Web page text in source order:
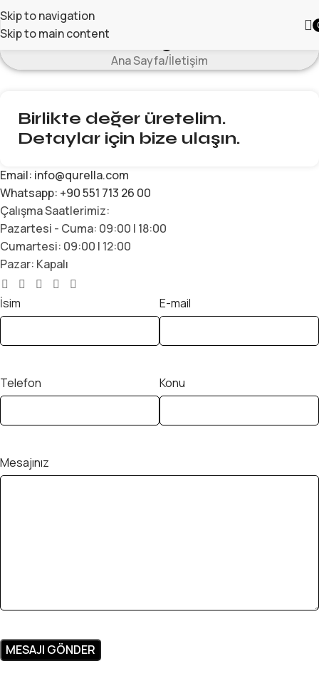
Skip to navigation
Skip to main content
1500₺ Üstü Kargo Bizden!
Ana Sayfa İletişim
Birlikte değer üretelim.
Detaylar için bize ulaşın.
Email: info@qurella.com
Whatsapp: +90 551 713 26 00
Çalışma Saatlerimiz:
Pazartesi - Cuma: 09:00 | 18:00
Cumartesi: 09:00 | 12:00
Pazar: Kapalı
İsim E-mail
Telefon Konu
Mesajınız